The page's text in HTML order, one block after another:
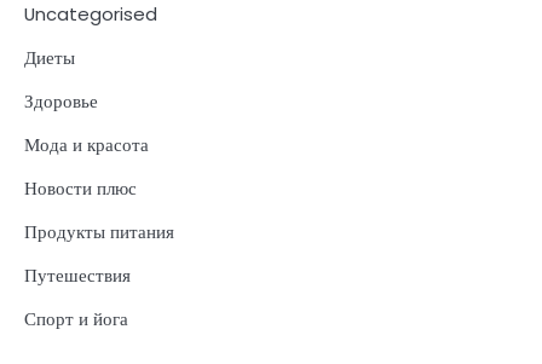
Uncategorised
Диеты
Здоровье
Мода и красота
Новости плюс
Продукты питания
Путешествия
Спорт и йога